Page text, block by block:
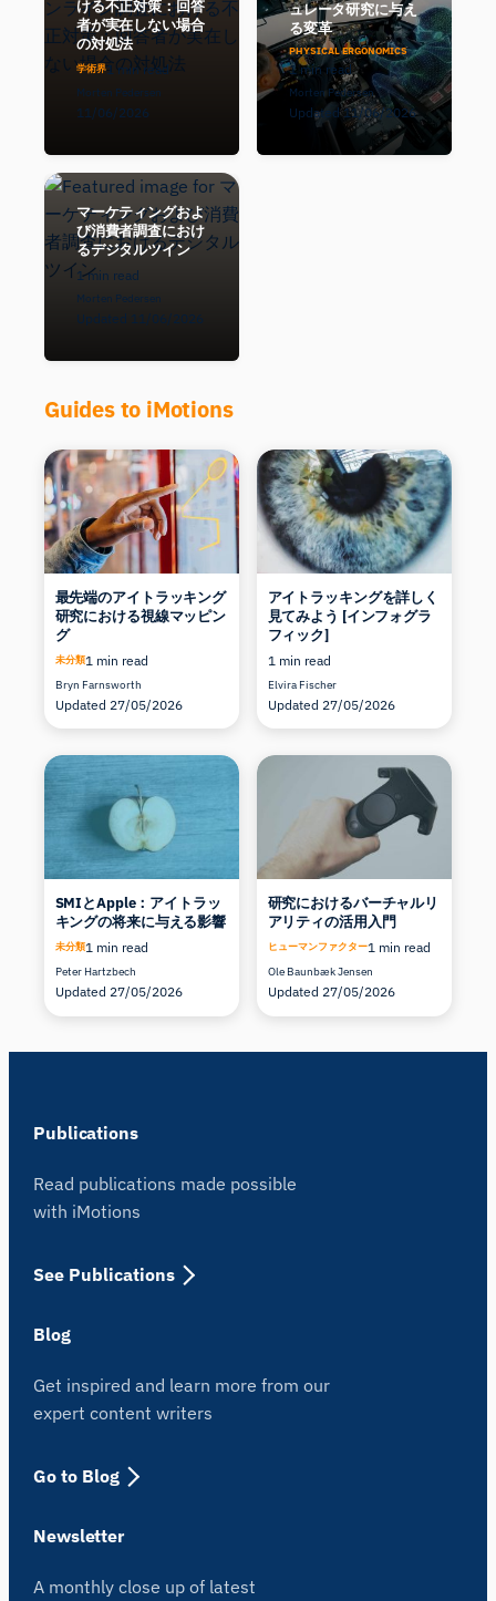
ける不正対策：回答
者が実在しない場合
の対処法
学術界1 min read
Morten Pedersen
11/06/2026
ュレータ研究に与え
る変革
PHYSICAL ERGONOMICS
1 min read
Morten Pedersen
Updated 11/06/2026
マーケティングおよ
び消費者調査におけ
るデジタルツイン
1 min read
Morten Pedersen
Updated 11/06/2026
Guides to iMotions
最先端のアイトラッキング
研究における視線マッピン
グ
未分類1 min read
Bryn Farnsworth
Updated 27/05/2026
アイトラッキングを詳しく
見てみよう [インフォグラ
フィック]
1 min read
Elvira Fischer
Updated 27/05/2026
SMIとApple：アイトラッ
キングの将来に与える影響
未分類1 min read
Peter Hartzbech
Updated 27/05/2026
研究におけるバーチャルリ
アリティの活用入門
ヒューマンファクター1 min read
Ole Baunbæk Jensen
Updated 27/05/2026
Publications
Read publications made possible
with iMotions
See Publications
Blog
Get inspired and learn more from our
expert content writers
Go to Blog
Newsletter
A monthly close up of latest